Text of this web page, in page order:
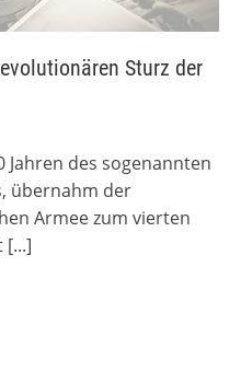
Sturz der
Jahren des sogenannten
übernahm der
Armee zum vierten
[...]